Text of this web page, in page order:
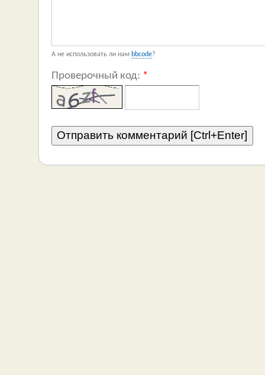
А не использовать ли нам bbcode?
Проверочный код: *